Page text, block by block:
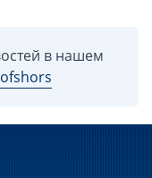
в нашем